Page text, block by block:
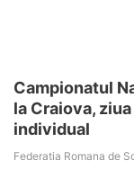
Campionatul
la Craiova,
individual
Federatia Romana de